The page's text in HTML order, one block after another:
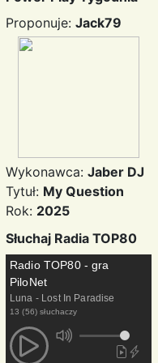
Proponuje: Jack79
Wykonawca: Jaber DJ
Tytuł: My Question
Rok: 2025
Słuchaj Radia TOP80
Radio TOP80 - gra
PiloNet
Luna - Lost In Paradise
13 (56) słuchaczy